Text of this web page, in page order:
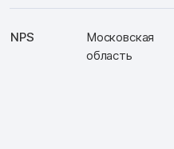
NPS
Московская
область